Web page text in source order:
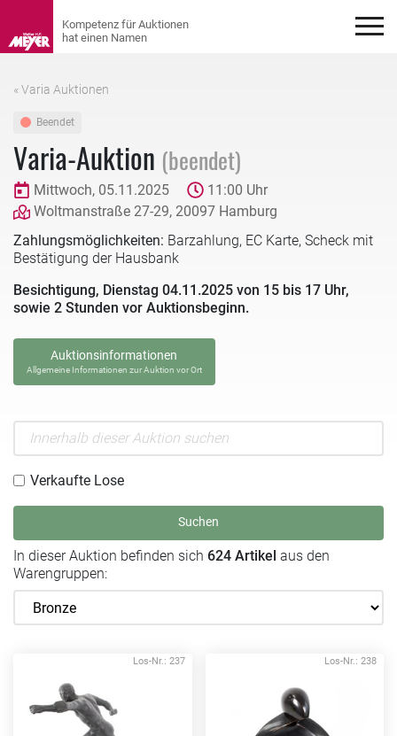
« Varia Auktionen
Beendet
Varia-Auktion (beendet)
Mittwoch, 05.11.2025
11:00 Uhr
Woltmanstraße 27-29, 20097 Hamburg
Zahlungsmöglichkeiten: Barzahlung, EC Karte, Scheck mit
Bestätigung der Hausbank
Besichtigung, Dienstag 04.11.2025 von 15 bis 17 Uhr,
sowie 2 Stunden vor Auktionsbeginn.
Auktionsinformationen
Allgemeine Informationen zur Auktion vor Ort
Verkaufte Lose
Suchen
In dieser Auktion befinden sich 624 Artikel aus den
Warengruppen:
Los-Nr.: 237 Los-Nr.: 238